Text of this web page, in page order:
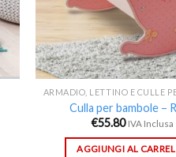
Culla per bambole –
€55.80 IVA Inclusa
AGGIUNGI AL